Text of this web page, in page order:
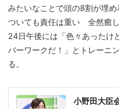
みたいなことで頭の8割が埋
ついても責任は重い 全然癒し
24日午後には「色々あったけ
バーワークだ！」とトレーニ
る。
小野田大臣